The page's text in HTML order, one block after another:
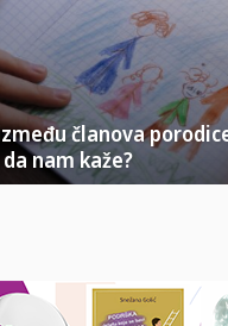
članova
nam kaže?